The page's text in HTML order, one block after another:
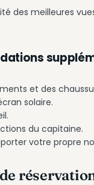
des meilleures
et des
solaire.
du capitaine.
votre propre